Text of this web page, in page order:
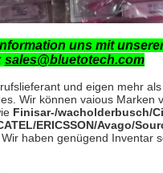
uns mit
sales@bluetotech.com
und eigen mehr
Wir können vaious Marken
Finisar-/wacholderbusch/
ERICSSON/Avago/
haben genügend Inventar